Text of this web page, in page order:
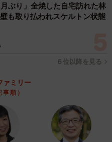
月ぶり」全焼した自宅訪れた林
も取り払われスケルトン状態
６位以降を見る
ァミリー
事順）